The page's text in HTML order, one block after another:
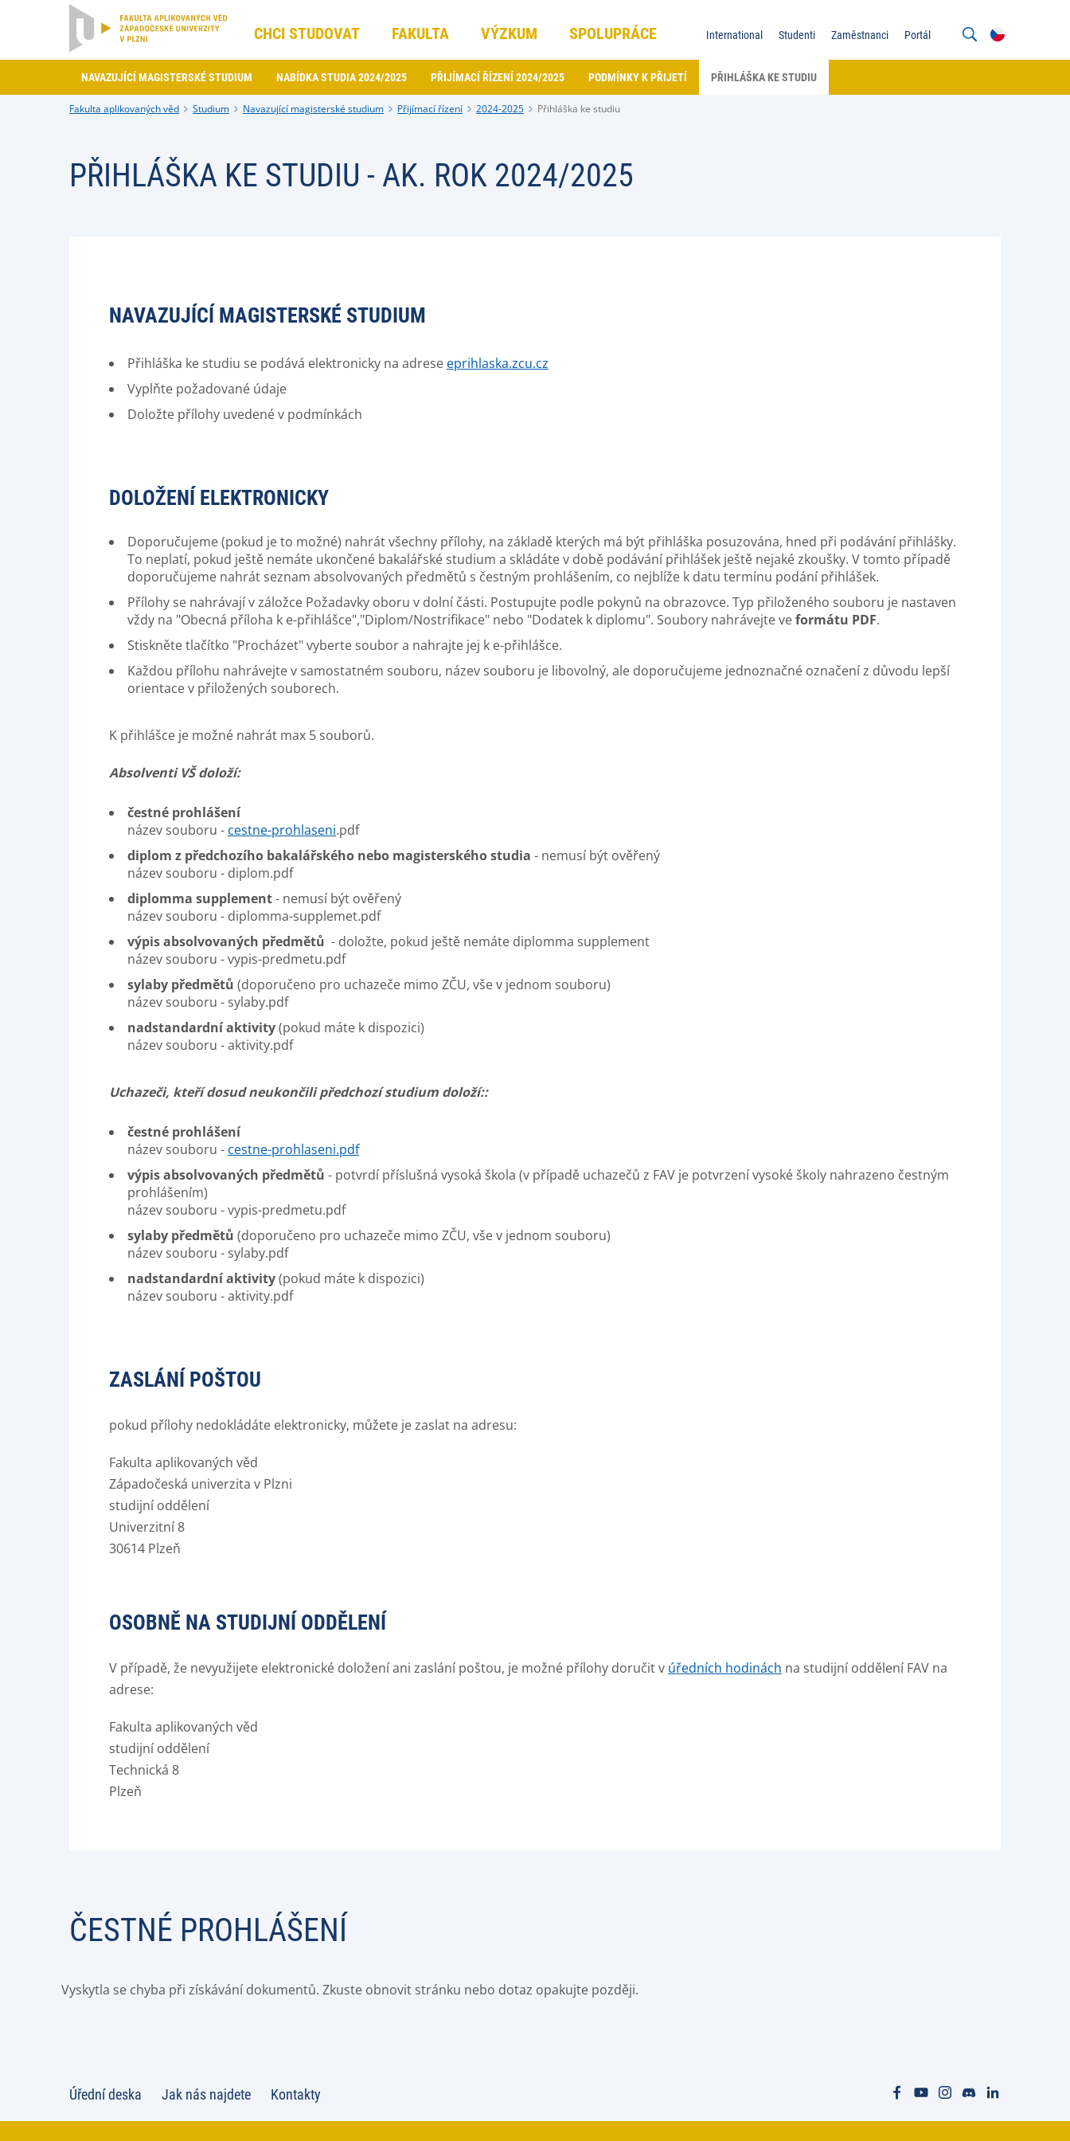
CHCI STUDOVAT FAKULTA VÝZKUM SPOLUPRÁCE International Studenti Zaměstnanci Portál
NAVAZUJÍCÍ MAGISTERSKÉ STUDIUM NABÍDKA STUDIA 2024/2025 PŘIJÍMACÍ ŘÍZENÍ 2024/2025 PODMÍNKY K PŘIJETÍ PŘIHLÁŠKA KE STUDIU
Fakulta aplikovaných věd Studium Navazující magisterské studium Přijímací řízení 2024-2025 Přihláška ke studiu
PŘIHLÁŠKA KE STUDIU - AK. ROK 2024/2025
NAVAZUJÍCÍ MAGISTERSKÉ STUDIUM
Přihláška ke studiu se podává elektronicky na adrese eprihlaska.zcu.cz
Vyplňte požadované údaje
Doložte přílohy uvedené v podmínkách
DOLOŽENÍ ELEKTRONICKY
Doporučujeme (pokud je to možné) nahrát všechny přílohy, na základě kterých má být přihláška posuzována, hned při podávání přihlášky.
To neplatí, pokud ještě nemáte ukončené bakalářské studium a skládáte v době podávání přihlášek ještě nejaké zkoušky. V tomto případě
doporučujeme nahrát seznam absolvovaných předmětů s čestným prohlášením, co nejblíže k datu termínu podání přihlášek.
Přílohy se nahrávají v záložce Požadavky oboru v dolní části. Postupujte podle pokynů na obrazovce. Typ přiloženého souboru je nastaven
vždy na "Obecná příloha k e-přihlášce","Diplom/Nostrifikace" nebo "Dodatek k diplomu". Soubory nahrávejte veformátu PDF.
Stiskněte tlačítko "Procházet" vyberte soubor a nahrajte jej k e-přihlášce.
Každou přílohu nahrávejte v samostatném souboru, název souboru je libovolný, ale doporučujeme jednoznačné označení z důvodu lepší
orientace v přiložených souborech.
K přihlášce je možné nahrát max 5 souborů.
Absolventi VŠ doloží:
čestné prohlášení
název souboru - cestne-prohlaseni.pdf
diplom z předchozího bakalářského nebo magisterského studia - nemusí být ověřený
název souboru - diplom.pdf
diplomma supplement- nemusí být ověřený
název souboru - diplomma-supplemet.pdf
výpis absolvovaných předmětů - doložte, pokud ještě nemáte diplomma supplement
název souboru - vypis-predmetu.pdf
sylaby předmětů (doporučeno pro uchazeče mimo ZČU, vše v jednom souboru)
název souboru - sylaby.pdf
nadstandardní aktivity(pokud máte k dispozici)
název souboru - aktivity.pdf
Uchazeči, kteří dosud neukončili předchozí studium doloží::
čestné prohlášení
název souboru - cestne-prohlaseni.pdf
výpis absolvovaných předmětů - potvrdí příslušná vysoká škola (v případě uchazečů z FAV je potvrzení vysoké školy nahrazeno čestným
prohlášením)
název souboru - vypis-predmetu.pdf
sylaby předmětů (doporučeno pro uchazeče mimo ZČU, vše v jednom souboru)
název souboru - sylaby.pdf
nadstandardní aktivity(pokud máte k dispozici)
název souboru - aktivity.pdf
ZASLÁNÍ POŠTOU
pokud přílohy nedokládáte elektronicky, můžete je zaslat na adresu:
Fakulta aplikovaných věd
Západočeská univerzita v Plzni
studijní oddělení
Univerzitní 8
30614 Plzeň
OSOBNĚ NA STUDIJNÍ ODDĚLENÍ
V případě, že nevyužijete elektronické doložení ani zaslání poštou, je možné přílohy doručit v úředních hodinách na studijní oddělení FAV na
adrese:
Fakulta aplikovaných věd
studijní oddělení
Technická 8
Plzeň
ČESTNÉ PROHLÁŠENÍ
Vyskytla se chyba při získávání dokumentů. Zkuste obnovit stránku nebo dotaz opakujte později.
Úřední deska Jak nás najdete Kontakty